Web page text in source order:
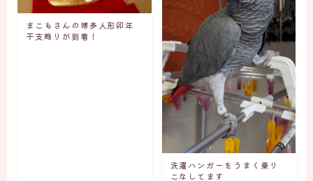
まこもさんの博多人形卯年
干支飾りが到着！
洗濯ハンガーをうまく乗り
こなしてます